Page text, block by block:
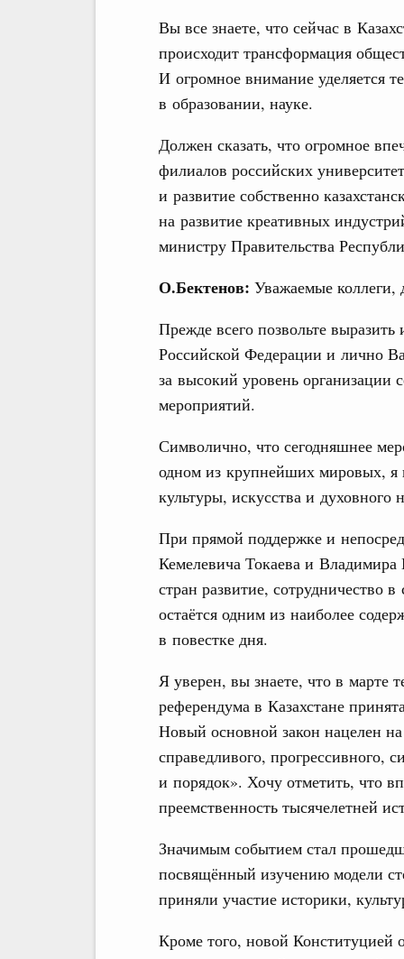
Вы все знаете, что сейчас в
происходит трансформация
И огромное внимание уделяется
в образовании, науке.
Должен сказать, что огромное
филиалов российских
и развитие собственно
на развитие креативных
министру Правительства
О.Бектенов: Уважаемые коллеги,
Прежде всего позвольте
Российской Федерации и лично
за высокий уровень
мероприятий.
Символично, что сегодняшнее
одном из крупнейших мировых, я
культуры, искусства и духовного
При прямой поддержке и
Кемелевича Токаева и
стран развитие, сотрудничество
остаётся одним из наиболее
в повестке дня.
Я уверен, вы знаете, что в марте
референдума в Казахстане
Новый основной закон нацелен
справедливого, прогрессивного,
и порядок». Хочу отметить, что
преемственность тысячелетней
Значимым событием стал
посвящённый изучению модели
приняли участие историки,
Кроме того, новой Конституцией